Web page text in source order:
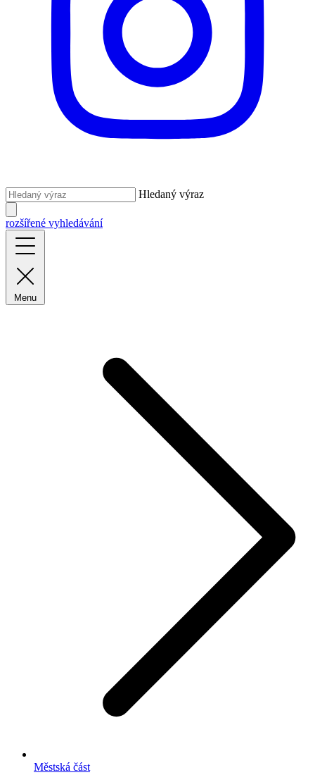
Hledaný výraz
rozšířené vyhledávání
Menu
Městská část